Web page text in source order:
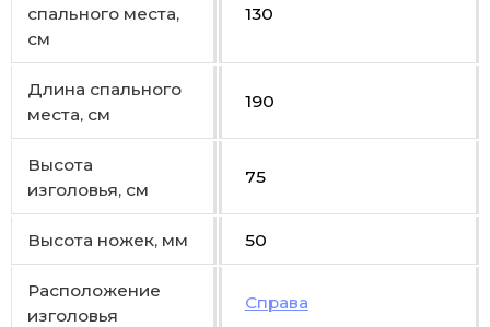
спального места,
см
130
Длина спального
места, см
190
Высота
изголовья, см
75
Высота ножек, мм 50
Расположение
изголовья
Справа